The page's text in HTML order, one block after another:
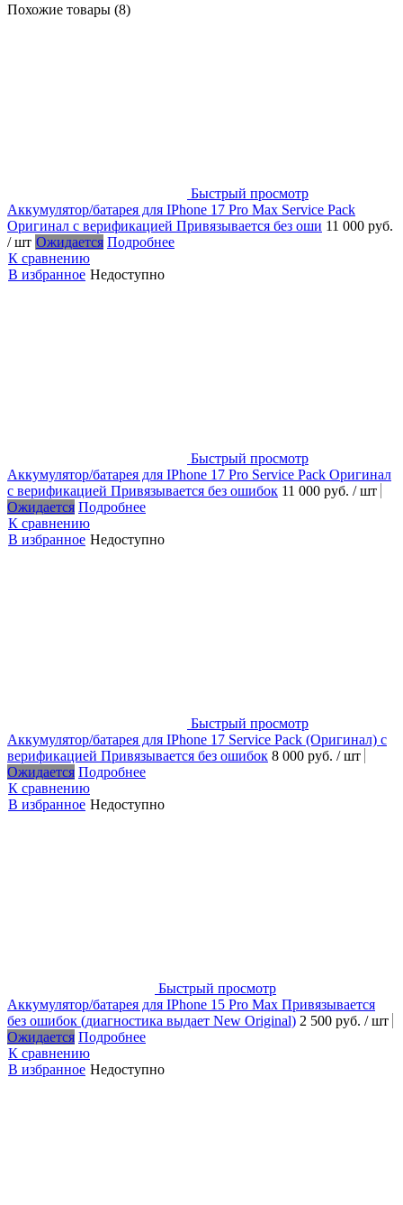
Похожие товары (8)
Быстрый просмотр
Аккумулятор/батарея для IPhone 17 Pro Max Service Pack
Оригинал с верификацией Привязывается без оши 11 000 руб.
/ шт Ожидается Подробнее
К сравнению
В избранное Недоступно
Быстрый просмотр
Аккумулятор/батарея для IPhone 17 Pro Service Pack Оригинал
с верификацией Привязывается без ошибок 11 000 руб. / шт
Ожидается Подробнее
К сравнению
В избранное Недоступно
Быстрый просмотр
Аккумулятор/батарея для IPhone 17 Service Pack (Оригинал) с
верификацией Привязывается без ошибок 8 000 руб. / шт
Ожидается Подробнее
К сравнению
В избранное Недоступно
Быстрый просмотр
Аккумулятор/батарея для IPhone 15 Pro Max Привязывается
без ошибок (диагностика выдает New Original) 2 500 руб. / шт
Ожидается Подробнее
К сравнению
В избранное Недоступно